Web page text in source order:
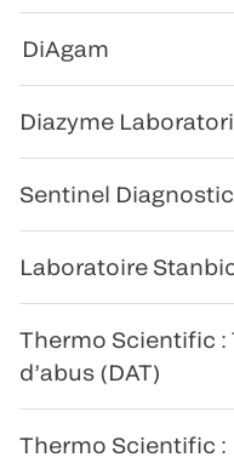
DiAgam
Diazyme
Sentinel
Laboratoire
Thermo Scientific :
d’abus (DAT)
Thermo Scientific